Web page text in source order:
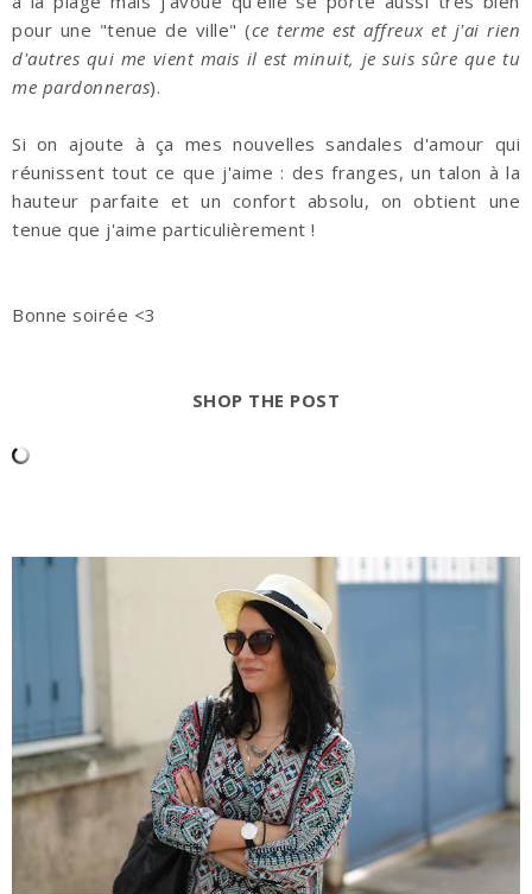
pour une "tenue de ville" (ce terme est affreux et j'ai rien
d'autres qui me vient mais il est minuit, je suis sûre que tu
me pardonneras).
Si on ajoute à ça mes nouvelles sandales d'amour qui
réunissent tout ce que j'aime : des franges, un talon à la
hauteur parfaite et un confort absolu, on obtient une
tenue que j'aime particulièrement !
Bonne soirée <3
SHOP THE POST